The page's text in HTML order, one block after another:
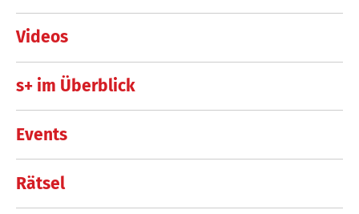
Videos
s+ im Überblick
Events
Rätsel